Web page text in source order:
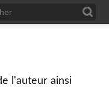
l'auteur ainsi